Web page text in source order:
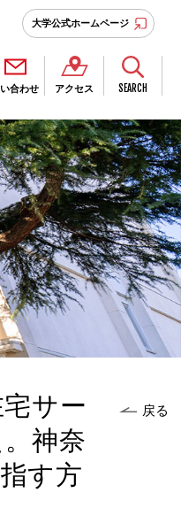
合わせ アクセス SEARCH
大学公式ホームページ
サー
神奈
す方
戻る